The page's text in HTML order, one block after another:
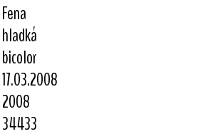
Fena
hladká
bicolor
17.03.2008
2008
34433